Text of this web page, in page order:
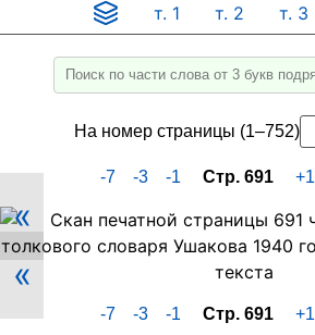
т. 1 т. 2 т. 3
Введите
поиска
слово
его
часть
не
3
На номер страницы (1–752)
-7 -3 -1 Стр. 691 +1
Скан
PDF-
страницы
четвертого
«
«
-7 -3 -1 Стр. 691 +1